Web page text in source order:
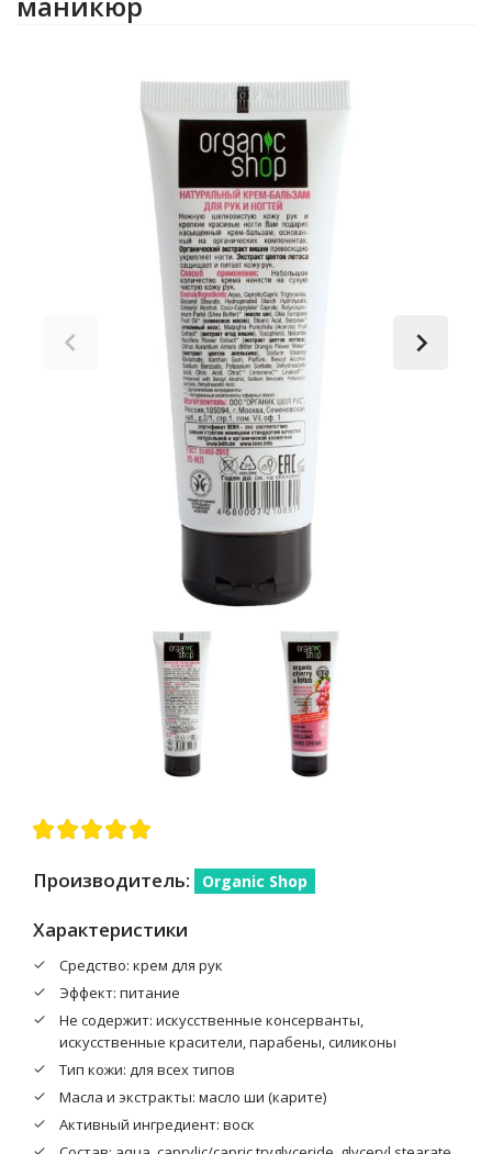
Производитель: Organic Shop
Характеристики
Средство: крем для рук
Эффект: питание
Не содержит: искусственные консерванты,
искусственные красители, парабены, силиконы
Тип кожи: для всех типов
Масла и экстракты: масло ши (карите)
Активный ингредиент: воск